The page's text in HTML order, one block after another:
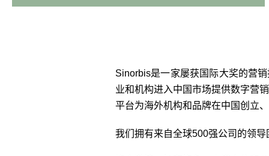
Sinorbis是一家屡获国际大奖的营
业和机构进入中国市场提供数字营
平台为海外机构和品牌在中国创立
我们拥有来自全球500强公司的领